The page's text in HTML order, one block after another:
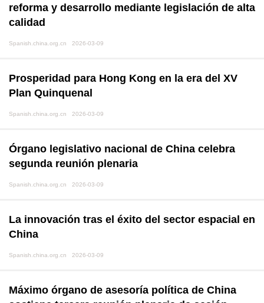
reforma y desarrollo mediante legislación de alta
calidad
Spanish.china.org.cn 2026-03-09
Prosperidad para Hong Kong en la era del XV
Plan Quinquenal
Spanish.china.org.cn 2026-03-09
Órgano legislativo nacional de China celebra
segunda reunión plenaria
Spanish.china.org.cn 2026-03-09
La innovación tras el éxito del sector espacial en
China
Spanish.china.org.cn 2026-03-09
Máximo órgano de asesoría política de China